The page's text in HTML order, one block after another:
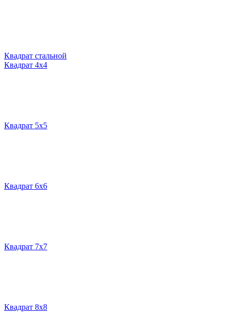
Квадрат стальной
Квадрат 4х4
Квадрат 5х5
Квадрат 6х6
Квадрат 7х7
Квадрат 8х8